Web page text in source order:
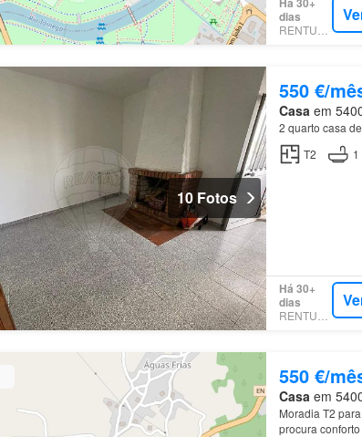
dias
RENTUMO
10 Fotos
550 €/
Casa em
2 quarto casa
T2
1
Há 30+
dias
RENTUMO
550 €/
Casa em
Moradia T2
procura